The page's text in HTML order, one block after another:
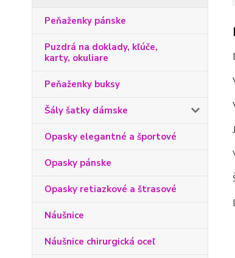
Peňaženky pánske
Puzdrá na doklady, kľúče,
karty, okuliare
Peňaženky buksy
Šály šatky dámske
Opasky elegantné a športové
Opasky pánske
Opasky retiazkové a štrasové
Náušnice
Náušnice chirurgická oceľ